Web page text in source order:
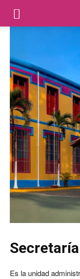
Es la unidad